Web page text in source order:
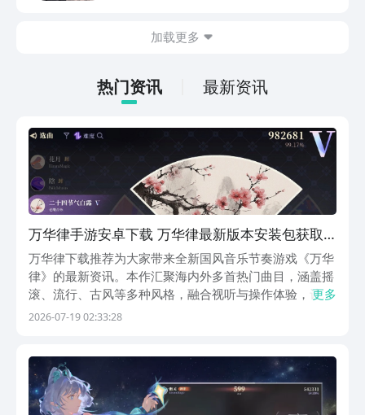
小编的节奏，跟着以下内容来获取小编给
加载更多
热门资讯 最新资讯
万华律手游安卓下载 万华律最新版本安装包获取
方式
万华律下载推荐为大家带来全新国风音乐节奏游戏《万华
律》的最新资讯。本作汇聚海内外多首热门曲目，涵盖摇
滚、流行、古风等多种风格，融合视听与操作体验，让玩
家在指尖跃动中沉浸于旋律律动之中。《万华律》最新预
更多
2026-07-19 02:33:28